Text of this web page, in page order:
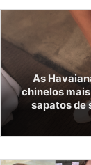
As
chinelos
sapatos de